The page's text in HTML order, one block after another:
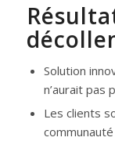
Solution
n’aurait pas
Les clients